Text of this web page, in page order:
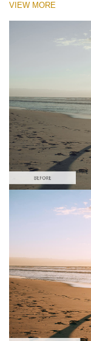
VIEW MORE